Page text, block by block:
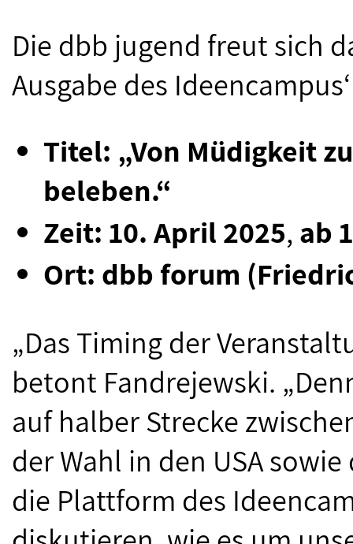
Die dbb jugend freut sich
Ausgabe des
Titel: „Von Müdigkeit
beleben.“
Zeit: 10. April 2025, ab
Ort: dbb forum
„Das Timing der
betont Fandrejewski.
auf halber Strecke
der Wahl in den USA
die Plattform des